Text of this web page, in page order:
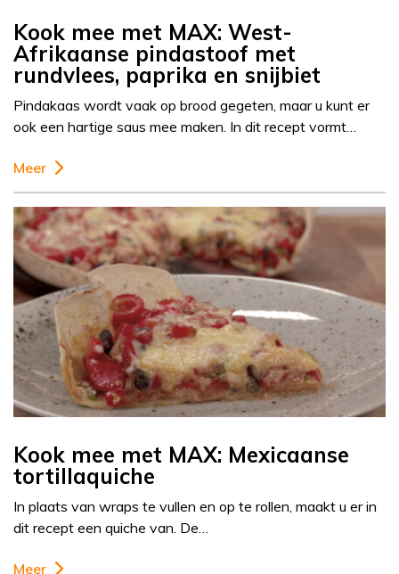
Kook mee met MAX: West-
Afrikaanse pindastoof met
rundvlees, paprika en snijbiet
Pindakaas wordt vaak op brood gegeten, maar u kunt er
ook een hartige saus mee maken. In dit recept vormt…
Meer
Kook mee met MAX: Mexicaanse
tortillaquiche
In plaats van wraps te vullen en op te rollen, maakt u er in
dit recept een quiche van. De…
Meer